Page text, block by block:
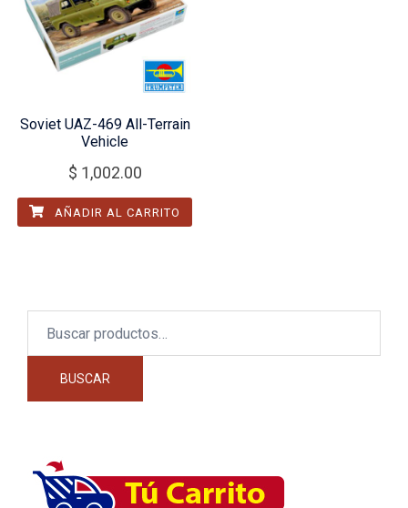
Soviet UAZ-469 All-Terrain
Vehicle
$ 1,002.00
AÑADIR AL CARRITO
BUSCAR